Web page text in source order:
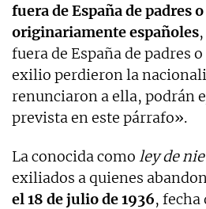
fuera de España de padres
originariamente españoles
fuera de España de padres
exilio perdieron la
renunciaron a ella, podrán
prevista en este párrafo».
La conocida como ley de
exiliados a quienes
el 18 de julio de 1936, fecha